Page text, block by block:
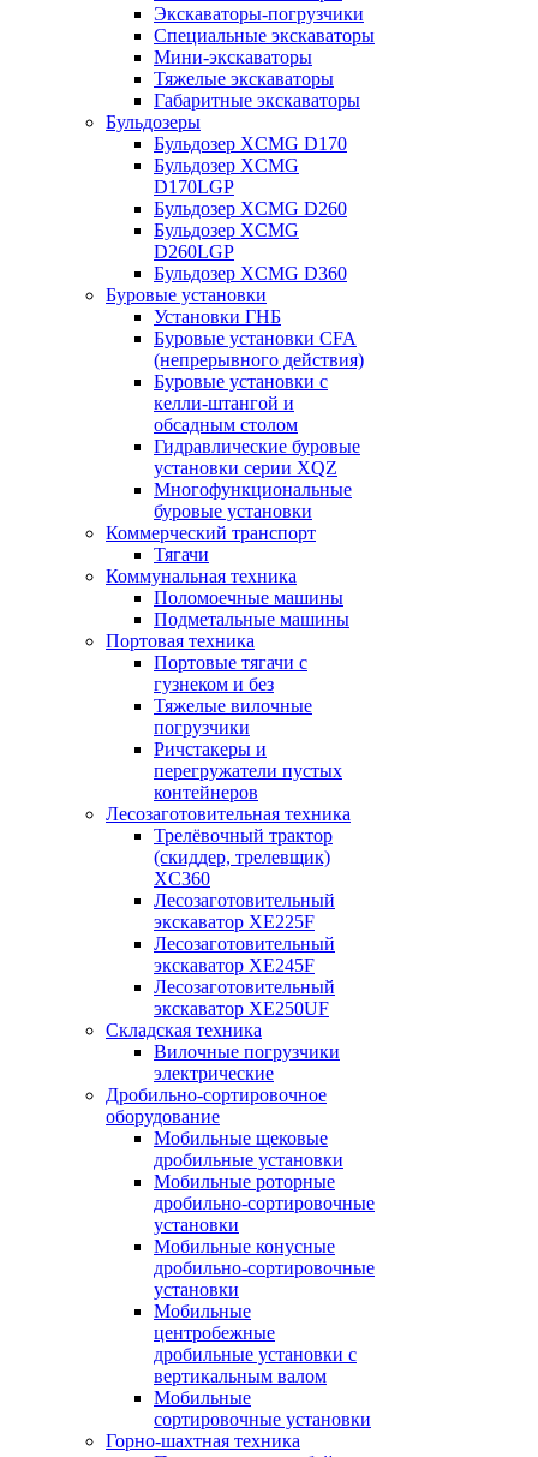
Экскаваторы-погрузчики
Специальные экскаваторы
Мини-экскаваторы
Тяжелые экскаваторы
Габаритные экскаваторы
Бульдозеры
Бульдозер XCMG D170
Бульдозер XCMG
D170LGP
Бульдозер XCMG D260
Бульдозер XCMG
D260LGP
Бульдозер XCMG D360
Буровые установки
Установки ГНБ
Буровые установки CFA
(непрерывного действия)
Буровые установки с
келли-штангой и
обсадным столом
Гидравлические буровые
установки серии XQZ
Многофункциональные
буровые установки
Коммерческий транспорт
Тягачи
Коммунальная техника
Поломоечные машины
Подметальные машины
Портовая техника
Портовые тягачи с
гузнеком и без
Тяжелые вилочные
погрузчики
Ричстакеры и
перегружатели пустых
контейнеров
Лесозаготовительная техника
Трелёвочный трактор
(скиддер, трелевщик)
XC360
Лесозаготовительный
экскаватор XE225F
Лесозаготовительный
экскаватор XE245F
Лесозаготовительный
экскаватор XE250UF
Складская техника
Вилочные погрузчики
электрические
Дробильно-сортировочное
оборудование
Мобильные щековые
дробильные установки
Мобильные роторные
дробильно-сортировочные
установки
Мобильные конусные
дробильно-сортировочные
установки
Мобильные
центробежные
дробильные установки с
вертикальным валом
Мобильные
сортировочные установки
Горно-шахтная техника